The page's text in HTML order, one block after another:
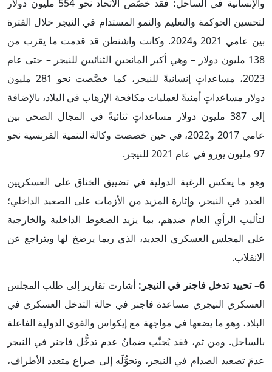
والإنسانية في الساحل؛ فقد خصَّص الاتحاد نحو 554 مليون دولار
لتحسين الحوكمة والتعليم والنمو المستدام في النيجر خلال الفترة
بين عامي 2021 و2024. وكانت واشنطن قد قدمت ما يقرب من
138 مليون دولار – وهي أكبر المانحين الثنائيين للنيجر – حتى عام
2023، مساعداتٍ إنسانيةً للنيجر، كما خصَّصت نحو 281 مليون
دولار مساعداتٍ أمنيةً لعمليات مكافحة الإرهاب في البلاد، بالإضافة
إلى 387 مليون دولار مساعداتٍ ثنائيةً في المجال الصحي بين
عامي 2017 و2022، في حين خصصت وكالة التنمية الفرنسية نحو
97 مليون يورو في عام 2021 للنيجر.
وهو ما يعكس الرغبة الدولية في تضييق الخناق على العسكريين
الجدد في النيجر، وإثارة المزيد من الأزمات على الصعيد الداخلي؛
لتأليب الرأي العام ضدهم، بما يزيد الضغوط الداخلية والخارجية
على المجلس العسكري الجديد، الذي ربما يرضخ لها ويتراجع عن
الانقلاب.
6– تحييد تدخل فاجنر في النيجر:
أشارت تقارير إلى طلب المجلس
العسكري النيجري مساعدة فاجنر في حالة التدخل العسكري في
البلاد، وهو ما يضعها في مواجهة مع إيكواس والقوى الدولية الفاعلة
بالساحل. ومن ثم، فقد يُجنِّب ضمانُ عدم تدخُّل فاجنر في النيجر
عدمَ تصعيد الصدام في النيجر، وتحوُّلَه إلى صراع متعدد الأطراف،